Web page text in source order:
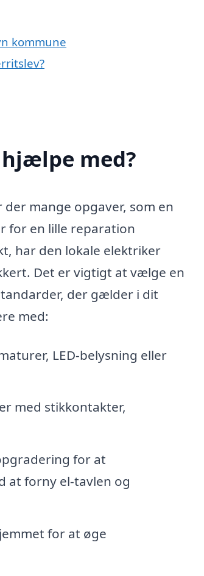
kommune
med?
mange opgaver, som en
for en lille reparation
har den lokale elektriker
Det er vigtigt at vælge en
der gælder i dit
med:
LED-belysning eller
med stikkontakter,
for at
at forny el-tavlen og
for at øge